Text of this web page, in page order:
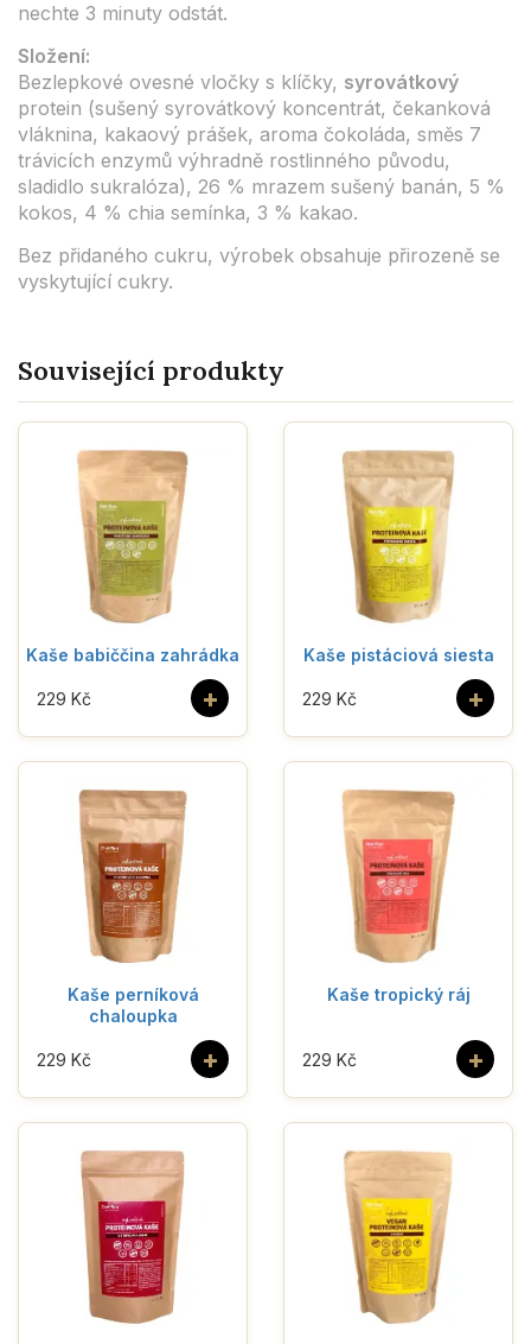
nechte 3 minuty odstát.
Složení:
Bezlepkové ovesné vločky s klíčky, syrovátkový
protein (sušený syrovátkový koncentrát, čekanková
vláknina, kakaový prášek, aroma čokoláda, směs 7
trávicích enzymů výhradně rostlinného původu,
sladidlo sukralóza), 26 % mrazem sušený banán, 5 %
kokos, 4 % chia semínka, 3 % kakao.
Bez přidaného cukru, výrobek obsahuje přirozeně se
vyskytující cukry.
Související produkty
Kaše babiččina zahrádka
+
229 Kč
Kaše pistáciová siesta
+
229 Kč
Kaše perníková
chaloupka
+
229 Kč
Kaše tropický ráj
+
229 Kč